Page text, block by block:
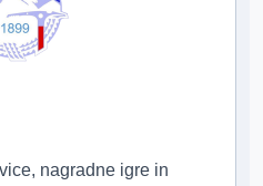
nagradne igre in